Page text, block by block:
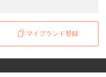
マイブランド登録